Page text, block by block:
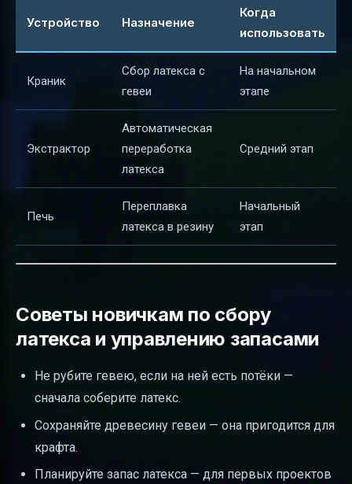
Устройство Назначение
Когда
использовать
Краник
Сбор латекса с
гевеи
На начальном
этапе
Экстрактор
Автоматическая
переработка
латекса
Средний этап
Печь
Переплавка
латекса в резину
Начальный
этап
Советы новичкам по сбору
латекса и управлению запасами
Не рубите гевею, если на ней есть потёки —
сначала соберите латекс.
Сохраняйте древесину гевеи — она пригодится для
крафта.
Планируйте запас латекса — для первых проектов